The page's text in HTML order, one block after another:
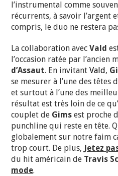
l’instrumental comme
récurrents, à savoir l’argent
compris, le duo ne restera
La collaboration avecVald
l’occasion ratée par l’ancien
d’Assaut. En invitantVald,
se mesurer à l’une des têtes
et surtout à l’une des
résultat est très loin de ce
couplet de Gims est proche
punchline qui reste en tête.
globalement sur notre faim
trop court. De plus, Jetez
du hit américain de Travis
mode.